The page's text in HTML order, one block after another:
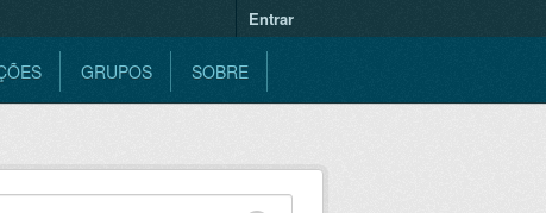
Entrar
GRUPOS SOBRE